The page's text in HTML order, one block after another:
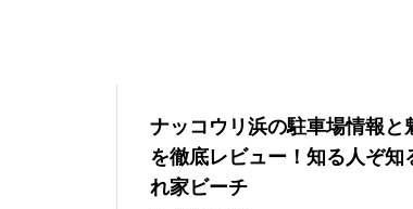
ナッコウリ浜の駐車場情報と
を徹底レビュー！知る人ぞ知
れ家ビーチ